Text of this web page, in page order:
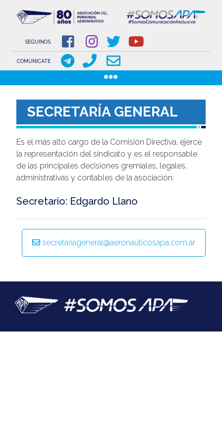
contenido
principal
SEGUINOS
COMUNICATE
SECRETARÍA GENERAL
Es el más alto cargo de la Comisión Directiva, ejerce
la representación del sindicato y es el responsable
de las principales decisiones gremiales, legales,
administrativas y contables de la asociación.
Secretario: Edgardo Llano
secretariageneral@aeronauticosapa.com.ar
NOVEDADES
NOTICIAS
COMUNICACIONES
COMUNICACIONES DE LOS GREMIOS AERONÁUTICOS
DOCUMENTOS
INSTITUCIONAL
SOBRE APA
COMISIÓN DIRECTIVA
www.aeronauticosapa.org.ar
Apa Aeronauticos
t.me/canal_APA
(011) 4823 0294
info@apaeronauticos.org.ar
OTRAS SECCIONES
ELECCIÓN DE DELEGADXS